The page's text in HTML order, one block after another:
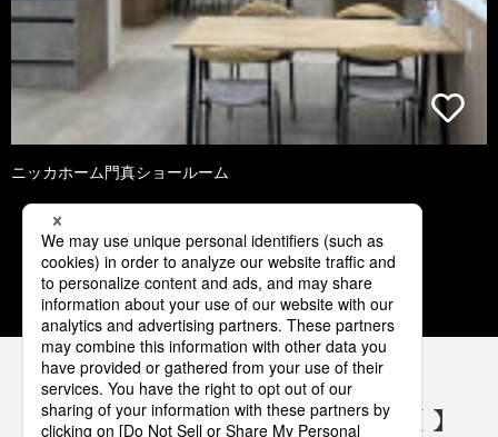
ニッカホーム門真ショールーム
1 2 3 4 5
パナソニックの電気設備 SNSアカウント